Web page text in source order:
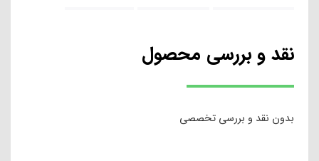
نقد و بررسی محصول
بدون نقد و بررسی تخصصی